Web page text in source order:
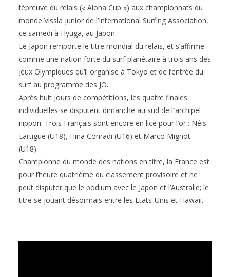
l’épreuve du relais (« Aloha Cup ») aux championnats du
monde Vissla junior de l’International Surfing Association,
ce samedi à Hyuga, au Japon.
Le Japon remporte le titre mondial du relais, et s’affirme
comme une nation forte du surf planétaire à trois ans des
Jeux Olympiques qu’il organise à Tokyo et de l’entrée du
surf au programme des JO.
Après huit jours de compétitions, les quatre finales
individuelles se disputent dimanche au sud de l’’archipel
nippon. Trois Français sont encore en lice pour l’or : Néis
Lartigue (U18), Hina Conradi (U16) et Marco Mignot
(U18).
Championne du monde des nations en titre, la France est
pour l’heure quatrième du classement provisoire et ne
peut disputer que le podium avec le Japon et l’Australie; le
titre se jouant désormais entre les Etats-Unis et Hawaii.